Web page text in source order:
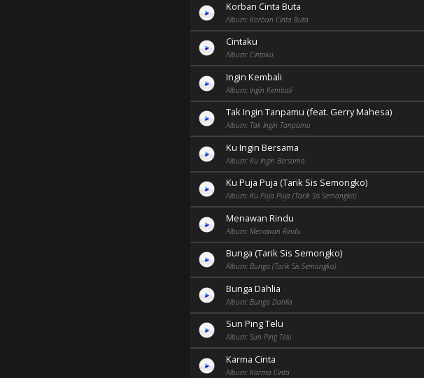
Korban Cinta Buta
Album: Korban Cinta Buta
Cintaku
Album: Cintaku
Ingin Kembali
Album: Ingin Kembali
Tak Ingin Tanpamu (feat. Gerry Mahesa)
Album: Tak Ingin Tanpamu
Ku Ingin Bersama
Album: Ku Ingin Bersama
Ku Puja Puja (Tarik Sis Semongko)
Album: Ku Puja Puja (Tarik Sis Semongko)
Menawan Rindu
Album: Menawan Rindu
Bunga (Tarik Sis Semongko)
Album: Bunga (Tarik Sis Semongko)
Bunga Dahlia
Album: Bunga Dahlia
Sun Ping Telu
Album: Sun Ping Telu
Karma Cinta
Album: Karma Cinta